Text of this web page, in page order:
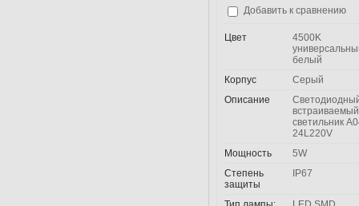
Добавить к сравнению
Цвет
4500K
белый
Корпус
Серый
Описание
встраиваемый
светильник
24L220V
Мощность
5W
Степень
защиты
IP67